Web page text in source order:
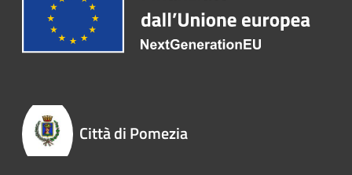
Città di Pomezia